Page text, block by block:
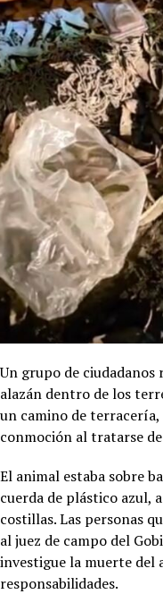
Un grupo de
alazán dentro de los
un camino de
conmoción al tratarse
El animal estaba sobre
cuerda de plástico azul,
costillas. Las personas
al juez de campo del
investigue la muerte del
responsabilidades.